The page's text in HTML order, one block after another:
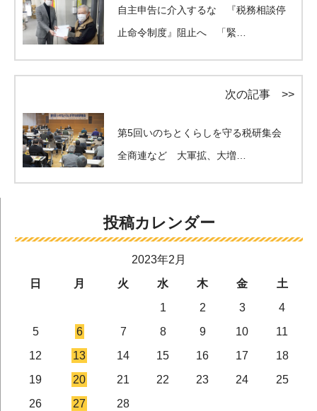
自主申告に介入するな 『税務相談停
止命令制度』阻止へ 「緊…
次の記事 >>
第5回いのちとくらしを守る税研集会
全商連など 大軍拡、大増…
投稿カレンダー
2023年2月
日
月 火 水 木 金
土
1
2 3
4
5
6 7 8 9 10
11
12
13 14 15 16 17
18
19
20 21 22 23 24
25
26
27
28